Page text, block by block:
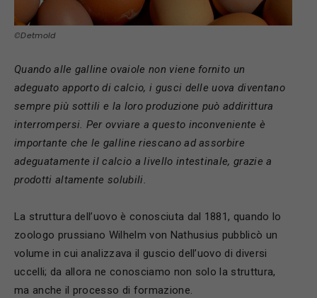
©Detmold
Quando alle galline ovaiole non viene fornito un
adeguato apporto di calcio, i gusci delle uova diventano
sempre più sottili e la loro produzione può addirittura
interrompersi. Per ovviare a questo inconveniente è
importante che le galline riescano ad assorbire
adeguatamente il calcio a livello intestinale, grazie a
prodotti altamente solubili.
La struttura dell’uovo è conosciuta dal 1881, quando lo
zoologo prussiano Wilhelm von Nathusius pubblicò un
volume in cui analizzava il guscio dell’uovo di diversi
uccelli; da allora ne conosciamo non solo la struttura,
ma anche il processo di formazione.